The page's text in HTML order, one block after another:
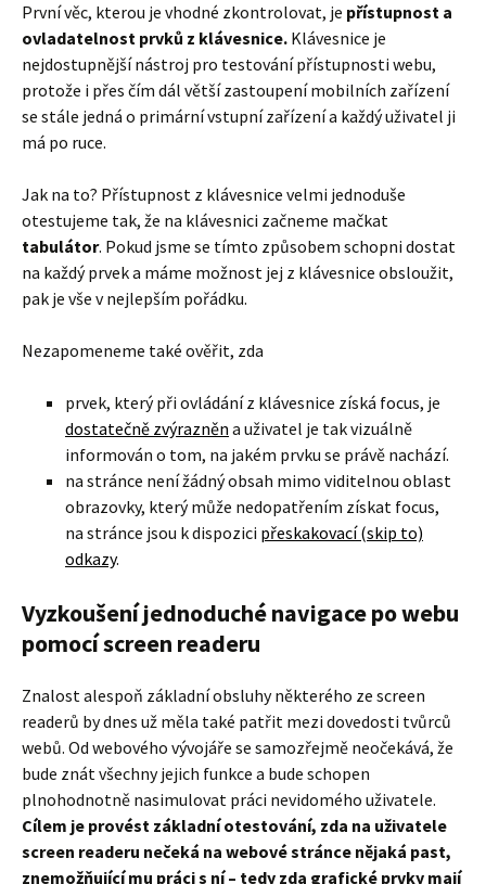
První věc, kterou je vhodné zkontrolovat, je přístupnost a
ovladatelnost prvků z klávesnice. Klávesnice je
nejdostupnější nástroj pro testování přístupnosti webu,
protože i přes čím dál větší zastoupení mobilních zařízení
se stále jedná o primární vstupní zařízení a každý uživatel ji
má po ruce.
Jak na to? Přístupnost z klávesnice velmi jednoduše
otestujeme tak, že na klávesnici začneme mačkat
tabulátor. Pokud jsme se tímto způsobem schopni dostat
na každý prvek a máme možnost jej z klávesnice obsloužit,
pak je vše v nejlepším pořádku.
Nezapomeneme také ověřit, zda
prvek, který při ovládání z klávesnice získá focus, je
dostatečně zvýrazněn a uživatel je tak vizuálně
informován o tom, na jakém prvku se právě nachází.
na stránce není žádný obsah mimo viditelnou oblast
obrazovky, který může nedopatřením získat focus,
na stránce jsou k dispozici přeskakovací (skip to)
odkazy.
Vyzkoušení jednoduché navigace po webu
pomocí screen readeru
Znalost alespoň základní obsluhy některého ze screen
readerů by dnes už měla také patřit mezi dovedosti tvůrců
webů. Od webového vývojáře se samozřejmě neočekává, že
bude znát všechny jejich funkce a bude schopen
plnohodnotně nasimulovat práci nevidomého uživatele.
Cílem je provést základní otestování, zda na uživatele
screen readeru nečeká na webové stránce nějaká past,
znemožňující mu práci s ní – tedy zda grafické prvky mají